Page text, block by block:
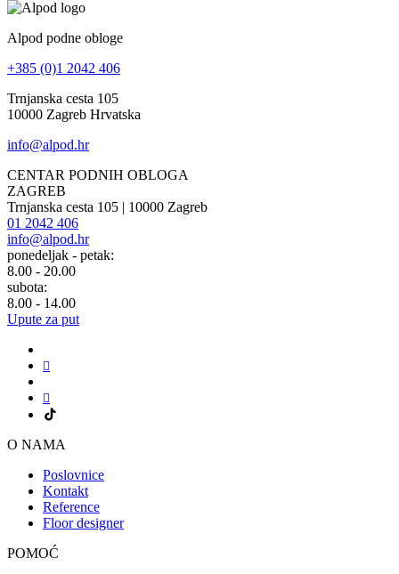
Alpod podne obloge
+385 (0)1 2042 406
Trnjanska cesta 105
10000 Zagreb Hrvatska
info@alpod.hr
CENTAR PODNIH OBLOGA
ZAGREB
Trnjanska cesta 105 | 10000 Zagreb
01 2042 406
info@alpod.hr
ponedeljak - petak:
8.00 - 20.00
subota:
8.00 - 14.00
Upute za put
O NAMA
Poslovnice
Kontakt
Reference
Floor designer
POMOĆ